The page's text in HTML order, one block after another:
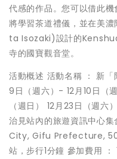
代感的作品。您可以借此
將學習茶道禮儀，並在美
ta Isozaki)設計的
寺的國寶觀音堂。
活動概述 活動名稱 ： 新「
9日（週六）- 12月10日（
（週日） 12月23日（週
治見站內的旅遊資訊中
City, Gifu Prefecture,
站，步行1分鐘 參加費用